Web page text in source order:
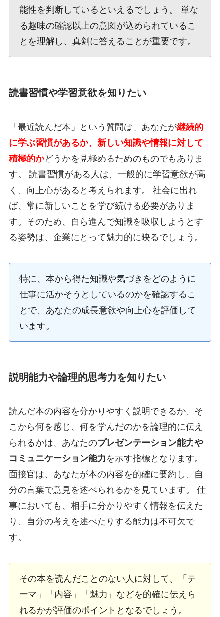
能性を判断しているといえるでしょう。 単な
る趣味の確認以上の意図が込められているこ
とを理解し、真剣に答えることが重要です。
読書習慣や学習意欲を知りたい
「最近読んだ本」という質問は、あなたが継続的
に学ぶ習慣があるか、新しい知識や情報に対して
積極的かどうかを見極めるためのものでもありま
す。 読書習慣がある人は、一般的に学習意欲が高
く、向上心があると考えられます。 社会に出れ
ば、常に新しいことを学び続ける必要がありま
す。そのため、自ら進んで知識を吸収しようとす
る姿勢は、企業にとって魅力的に映るでしょう。
特に、本から得た知識や気づきをどのように
仕事に活かそうとしているのかを確認するこ
とで、あなたの成長意欲や向上心を評価して
います。
説明能力や論理的思考力を知りたい
読んだ本の内容を分かりやすく説明できるか、そ
こから何を感じ、何を学んだのかを論理的に伝え
られるかは、あなたのプレゼンテーション能力や
コミュニケーション能力 を示す指標となります。
面接官は、あなたが本の内容を的確に要約し、自
分の言葉で意見を述べられるかを見ています。 仕
事においても、相手に分かりやすく情報を伝えた
り、自分の考えを述べたりする能力は不可欠で
す。
その本を読んだことのない人に対して、「テ
ーマ」「内容」「魅力」などを的確に伝えら
れるかが評価のポイントとなるでしょう。